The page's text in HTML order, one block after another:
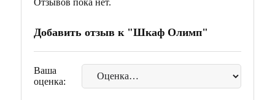
Добавить отзыв к "Шкаф Олимп"
Ваша
оценка: